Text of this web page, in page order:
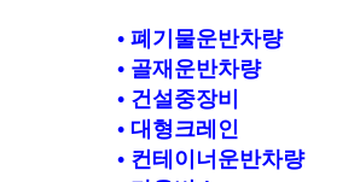
• 폐기물운반차량
• 골재운반차량
• 건설중장비
• 대형크레인
• 컨테이너운반차량